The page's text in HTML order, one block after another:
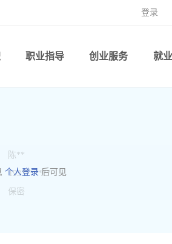
登录
职业指导 创业服务 就
个人登录后可见
陈**
193*******
保密